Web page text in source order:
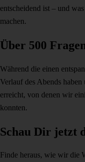
entscheidend ist – und
machen.
Über 500
Während die einen
Verlauf des Abends
erreicht, von denen wir
konnten.
Schau Dir jetzt
Finde heraus, wie wir die